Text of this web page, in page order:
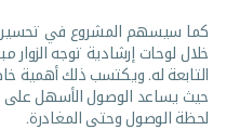
كما سيسهم المشروع في تحسين
خلال لوحات إرشادية توجه الزوار
التابعة له. ويكتسب ذلك أهمية
حيث يساعد الوصول الأسهل على
لحظة الوصول وحتى المغادرة.